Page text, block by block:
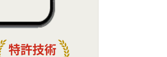
特許技術